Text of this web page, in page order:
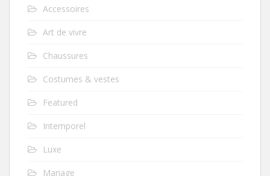
Accessoires
Art de vivre
Chaussures
Costumes & vestes
Featured
Intemporel
Luxe
Mariage